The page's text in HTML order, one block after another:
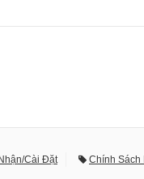
Cài Đặt Chính Sách